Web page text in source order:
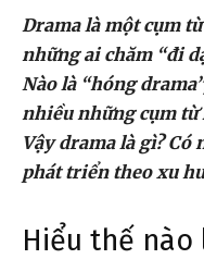
Drama là một cụm
những ai chăm “đi
Nào là “hóng
nhiều những cụm từ
Vậy drama là gì? Có
phát triển theo xu
Hiểu thế nào